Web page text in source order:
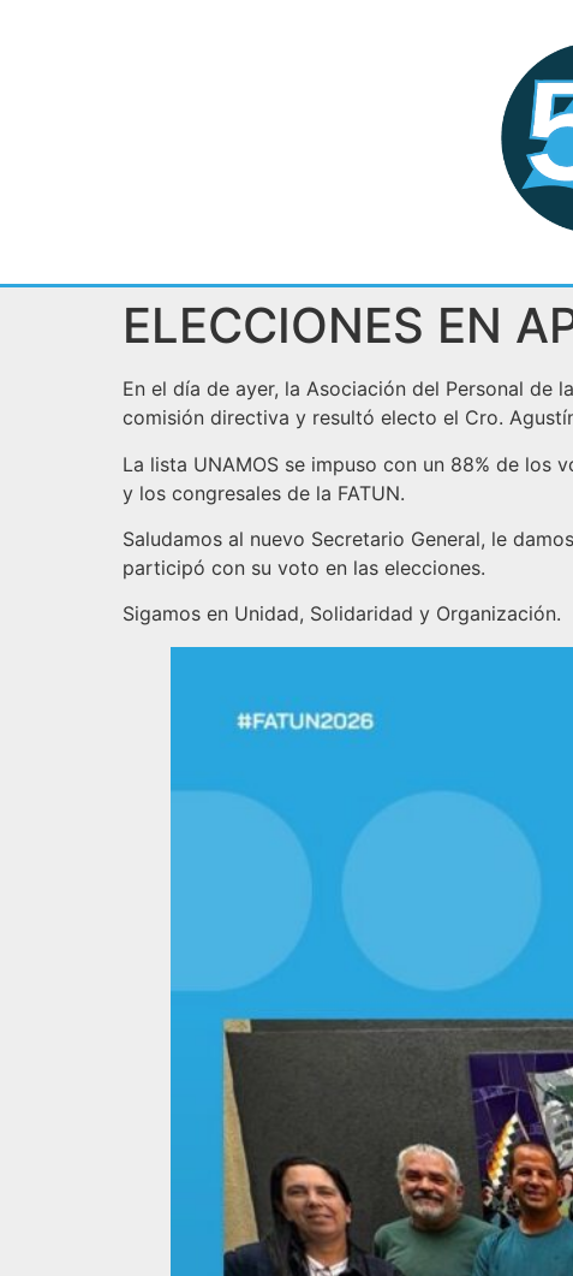
ELECCIONES EN
En el día de ayer, la Asociación del Personal de
comisión directiva y resultó electo el Cro.
La lista UNAMOS se impuso con un 88% de los
y los congresales de la FATUN.
Saludamos al nuevo Secretario General, le
participó con su voto en las elecciones.
Sigamos en Unidad, Solidaridad y Organización.